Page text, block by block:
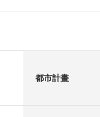
都市計畫